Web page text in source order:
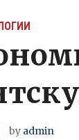
by admin